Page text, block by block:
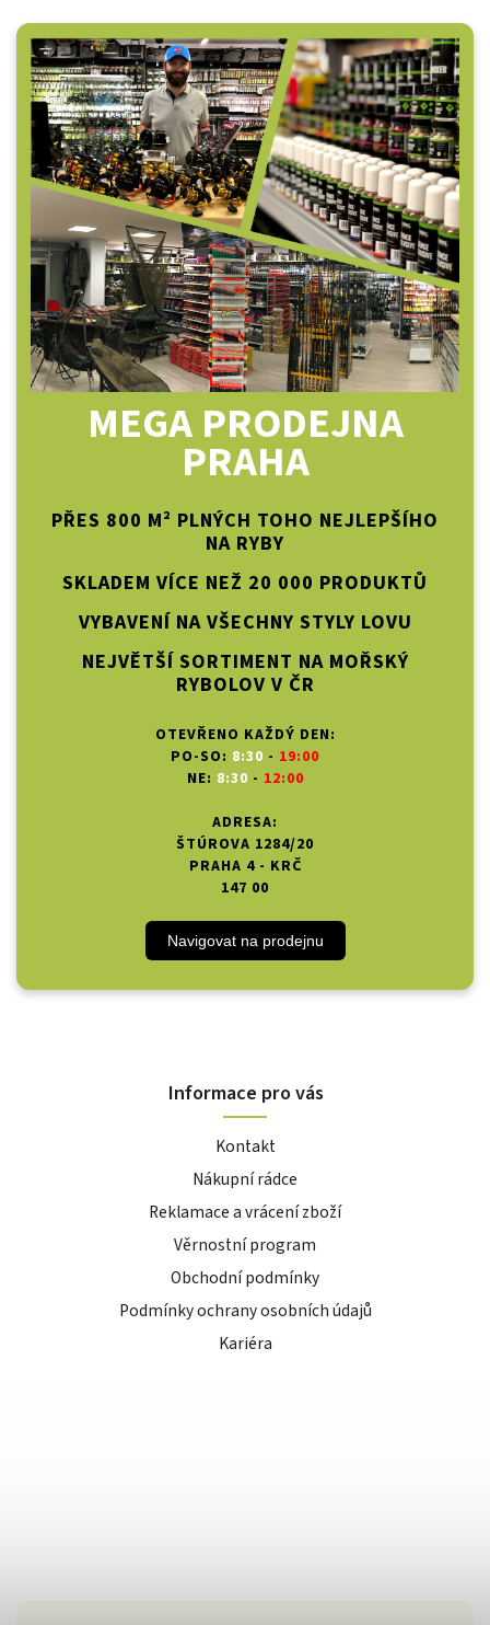
MEGA PRODEJNA
PRAHA
PŘES 800 M² PLNÝCH TOHO NEJLEPŠÍHO
NA RYBY
SKLADEM VÍCE NEŽ 20 000 PRODUKTŮ
VYBAVENÍ NA VŠECHNY STYLY LOVU
NEJVĚTŠÍ SORTIMENT NA MOŘSKÝ
RYBOLOV V ČR
OTEVŘENO KAŽDÝ DEN:
PO-SO: 8:30 - 19:00
NE: 8:30 - 12:00
ADRESA:
ŠTÚROVA 1284/20
PRAHA 4 - KRČ
147 00
Navigovat na prodejnu
Informace pro vás
Kontakt
Nákupní rádce
Reklamace a vrácení zboží
Věrnostní program
Obchodní podmínky
Podmínky ochrany osobních údajů
Kariéra